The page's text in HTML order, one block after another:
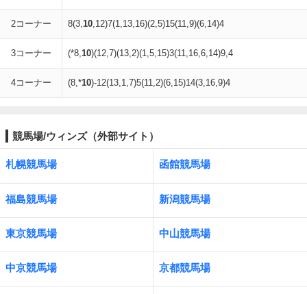
2コーナー 8(3,10,12)7(1,13,16)(2,5)15(11,9)(6,14)4
3コーナー (*8,10)(12,7)(13,2)(1,5,15)3(11,16,6,14)9,4
4コーナー (8,*10)-12(13,1,7)5(11,2)(6,15)14(3,16,9)4
競馬場/ウィンズ（外部サイト）
札幌競馬場 函館競馬場
福島競馬場 新潟競馬場
東京競馬場 中山競馬場
中京競馬場 京都競馬場